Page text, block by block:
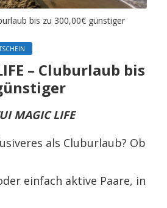
bis zu 300,00€ günstiger
– Cluburlaub bis
MAGIC LIFE
als Cluburlaub? Ob
einfach aktive Paare, in